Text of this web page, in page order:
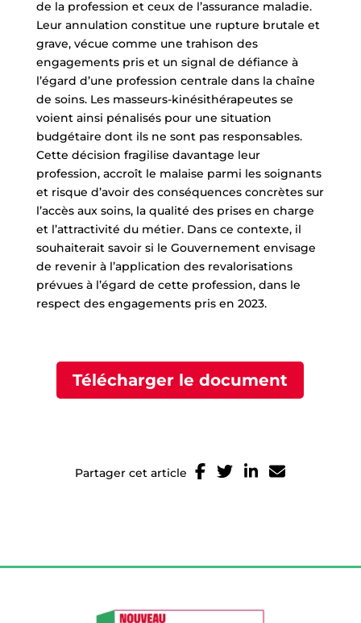
de la profession et ceux de l’assurance maladie.
Leur annulation constitue une rupture brutale et
grave, vécue comme une trahison des
engagements pris et un signal de défiance à
l’égard d’une profession centrale dans la chaîne
de soins. Les masseurs-kinésithérapeutes se
voient ainsi pénalisés pour une situation
budgétaire dont ils ne sont pas responsables.
Cette décision fragilise davantage leur
profession, accroît le malaise parmi les soignants
et risque d’avoir des conséquences concrètes sur
l’accès aux soins, la qualité des prises en charge
et l’attractivité du métier. Dans ce contexte, il
souhaiterait savoir si le Gouvernement envisage
de revenir à l’application des revalorisations
prévues à l’égard de cette profession, dans le
respect des engagements pris en 2023.
Télécharger le document
Partager cet article